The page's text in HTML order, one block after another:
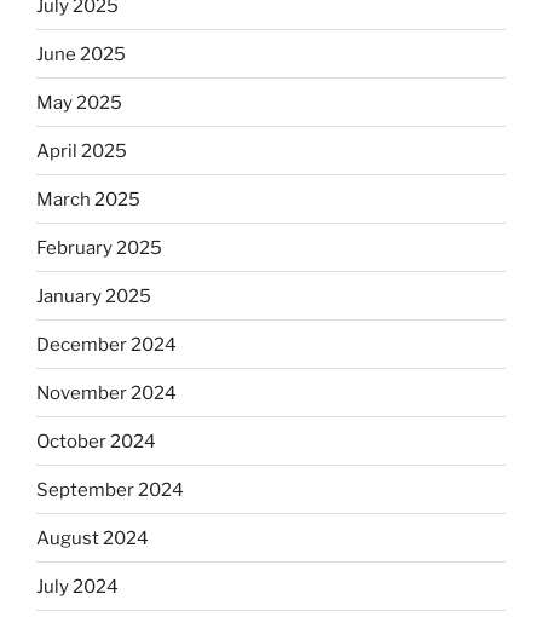
July 2025
June 2025
May 2025
April 2025
March 2025
February 2025
January 2025
December 2024
November 2024
October 2024
September 2024
August 2024
July 2024